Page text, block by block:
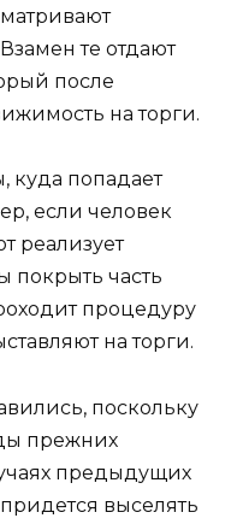
те отдают
после
на торги.
куда попадает
если человек
реализует
покрыть часть
процедуру
на торги.
поскольку
прежних
предыдущих
выселять